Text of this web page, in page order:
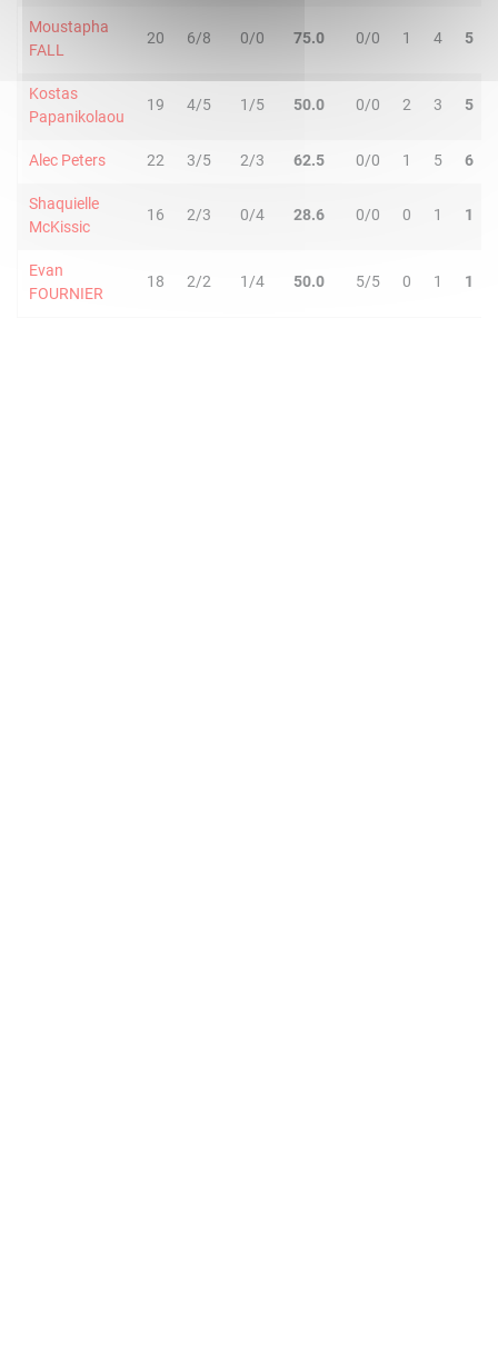
Moustapha
FALL
20 6/8 0/0 75.0 0/0 1 4 5
Kostas
Papanikolaou
19 4/5 1/5 50.0 0/0 2 3 5
Alec Peters 22 3/5 2/3 62.5 0/0 1 5 6
Shaquielle
McKissic
16 2/3 0/4 28.6 0/0 0 1 1
Evan
FOURNIER
18 2/2 1/4 50.0 5/5 0 1 1